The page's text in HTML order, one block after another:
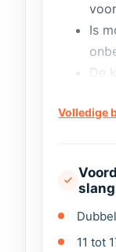
Is
De
Volledige
11 tot